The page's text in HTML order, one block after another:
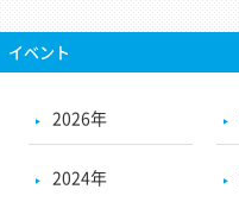
イベント
2026年
2024年